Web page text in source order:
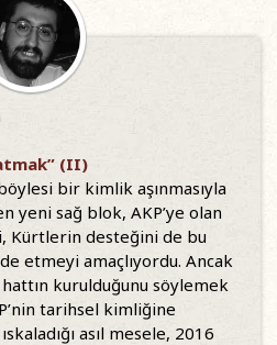
(II)
bir kimlik aşınmasıyla
yeni sağ blok, AKP’ye olan
Kürtlerin desteğini de bu
etmeyi amaçlıyordu. Ancak
kurulduğunu söylemek
tarihsel kimliğine
asıl mesele, 2016